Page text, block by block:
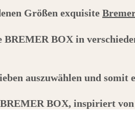
Größen exquisite
BREMER BOX in
auszuwählen und
BREMER BOX, inspiriert von